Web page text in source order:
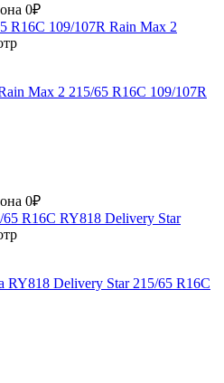
0₽
Max 2 215/65 R16C 109/107R
0₽
Delivery Star 215/65 R16C